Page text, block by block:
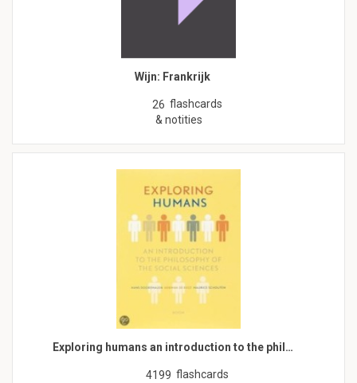
Wijn: Frankrijk
26 flashcards
& notities
Exploring humans an introduction to the phil…
4199 flashcards